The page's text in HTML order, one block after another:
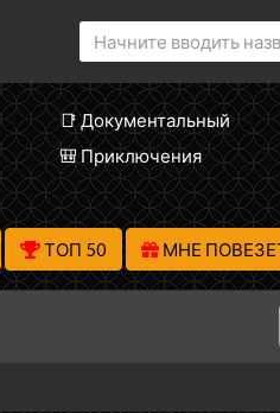
📑 Документальный
🎒 Приключения
ТОП 50 МНЕ